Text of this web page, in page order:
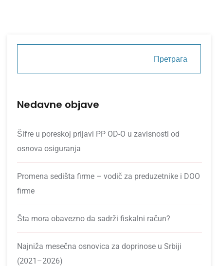
Претрага
Nedavne objave
Šifre u poreskoj prijavi PP OD-O u zavisnosti od
osnova osiguranja
Promena sedišta firme – vodič za preduzetnike i DOO
firme
Šta mora obavezno da sadrži fiskalni račun?
Najniža mesečna osnovica za doprinose u Srbiji
(2021–2026)